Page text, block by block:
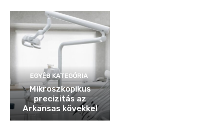
EGYÉB KATEGÓRIA
Mikroszkopikus
precizitás az
Arkansas kövekkel